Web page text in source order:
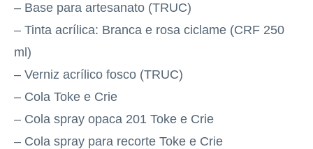
– Base para artesanato (TRUC)
– Tinta acrílica: Branca e rosa ciclame (CRF 250
ml)
– Verniz acrílico fosco (TRUC)
– Cola Toke e Crie
– Cola spray opaca 201 Toke e Crie
– Cola spray para recorte Toke e Crie